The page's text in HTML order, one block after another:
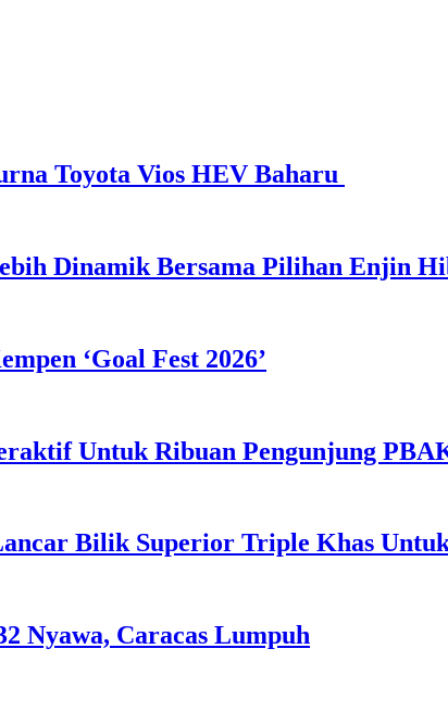
Toyota Vios HEV Baharu
Dinamik Bersama Pilihan Enjin
‘Goal Fest 2026’
Untuk Ribuan Pengunjung
Bilik Superior Triple Khas
Nyawa, Caracas Lumpuh